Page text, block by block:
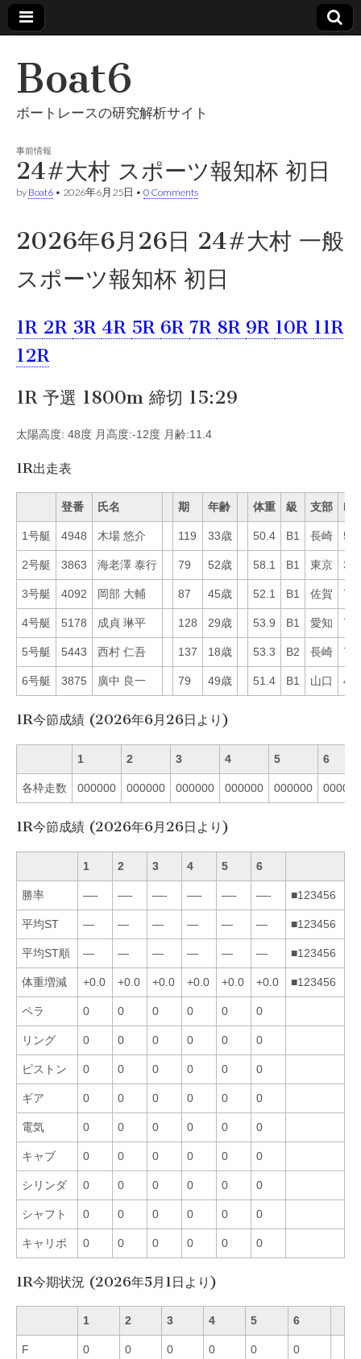
Boat6
ボートレースの研究解析サイト
事前情報
24#大村 スポーツ報知杯 初日
by Boat6 • 2026年6月25日 • 0 Comments
2026年6月26日 24#大村 一般
スポーツ報知杯 初日
1R 2R 3R 4R 5R 6R 7R 8R 9R 10R 11R
12R
1R 予選 1800m 締切 15:29
太陽高度: 48度 月高度:-12度 月齢:11.4
1R出走表
登番 氏名 期 年齢 体重 級 支部 Mo
1号艇 4948 木場 悠介 119 33歳 50.4 B1 長崎 51
2号艇 3863 海老澤 泰行 79 52歳 58.1 B1 東京 32
3号艇 4092 岡部 大輔 87 45歳 52.1 B1 佐賀 71
4号艇 5178 成貞 琳平 128 29歳 53.9 B1 愛知 70
5号艇 5443 西村 仁吾 137 18歳 53.3 B2 長崎 78
6号艇 3875 廣中 良一 79 49歳 51.4 B1 山口 41
1R今節成績 (2026年6月26日より)
1 2 3 4 5 6
各枠走数 000000 000000 000000 000000 000000 000000
1R今節成績 (2026年6月26日より)
1 2 3 4 5 6
勝率 —- —- —- —- —- —- ■123456
平均ST — — — — — — ■123456
平均ST順 — — — — — — ■123456
体重増減 +0.0 +0.0 +0.0 +0.0 +0.0 +0.0 ■123456
ペラ 0 0 0 0 0 0
リング 0 0 0 0 0 0
ピストン 0 0 0 0 0 0
ギア 0 0 0 0 0 0
電気 0 0 0 0 0 0
キャブ 0 0 0 0 0 0
シリンダ 0 0 0 0 0 0
シャフト 0 0 0 0 0 0
キャリボ 0 0 0 0 0 0
1R今期状況 (2026年5月1日より)
1 2 3 4 5 6
F 0 0 0 0 0 0